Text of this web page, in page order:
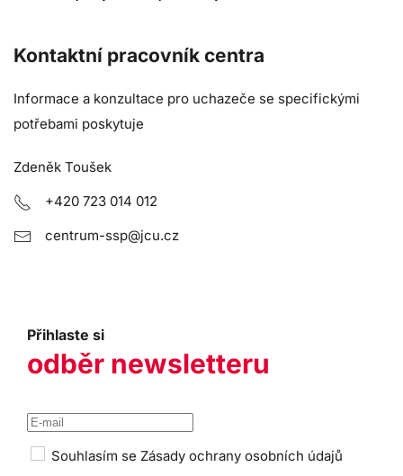
Kontaktní pracovník centra
Informace a konzultace pro uchazeče se specifickými
potřebami poskytuje
Zdeněk Toušek
+420 723 014 012
centrum-ssp@jcu.cz
Přihlaste si
odběr newsletteru
Souhlasím se Zásady ochrany osobních údajů